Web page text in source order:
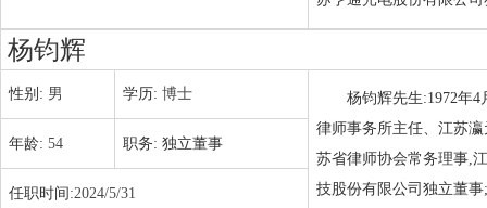
杨钧辉
性别: 男 学历: 博士
杨钧辉先生:1972年
律师事务所主任、江苏
苏省律师协会常务理事,
技股份有限公司独立董
年龄: 54 职务: 独立董事
任职时间:2024/5/31